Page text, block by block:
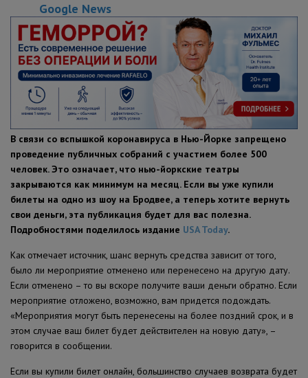
ОБРАЗОВАНИЕ
ПОЛЕЗНЫЕ СОВЕТЫ
Google News
В связи со вспышкой коронавируса в Нью-Йорке запрещено
проведение публичных собраний с участием более 500
человек. Это означает, что нью-йоркские театры
закрываются как минимум на месяц. Если вы уже купили
билеты на одно из шоу на Бродвее, а теперь хотите вернуть
свои деньги, эта публикация будет для вас полезна.
Подробностями поделилось издание USA Today.
Как отмечает источник, шанс вернуть средства зависит от того,
было ли мероприятие отменено или перенесено на другую дату.
Если отменено – то вы вскоре получите ваши деньги обратно. Если
мероприятие отложено, возможно, вам придется подождать.
«Мероприятия могут быть перенесены на более поздний срок, и в
этом случае ваш билет будет действителен на новую дату», –
говорится в сообщении.
Если вы купили билет онлайн, большинство случаев возврата будет